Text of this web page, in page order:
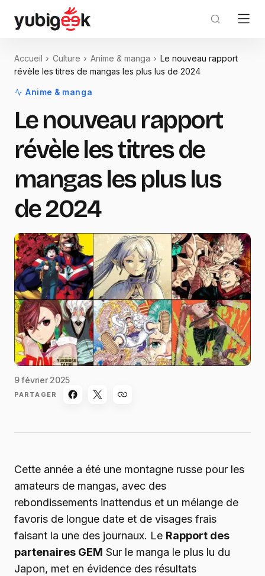
Accueil Culture Anime & manga
Le nouveau rapport
révèle les titres de mangas les plus lus de 2024
Anime & manga
Le nouveau rapport
révèle les titres de
mangas les plus lus
de 2024
9 février 2025
PARTAGER
Cette année a été une montagne russe pour les
amateurs de mangas, avec des
rebondissements inattendus et un mélange de
favoris de longue date et de visages frais
faisant la une des journaux. Le Rapport des
partenaires GEM Sur le manga le plus lu du
Japon, met en évidence des résultats